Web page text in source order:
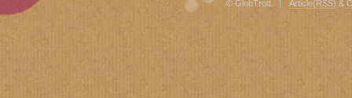
© GlobTrott. Article(RSS) &